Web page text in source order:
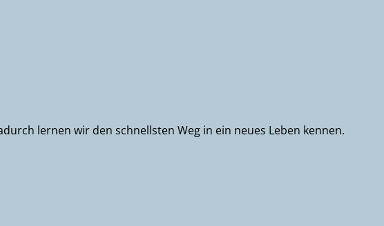
lernen wir den schnellsten Weg in ein neues Leben kennen.